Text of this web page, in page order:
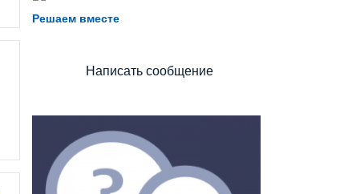
Решаем вместе
Знаете, как улучшить питание и занятия?
Написать сообщение